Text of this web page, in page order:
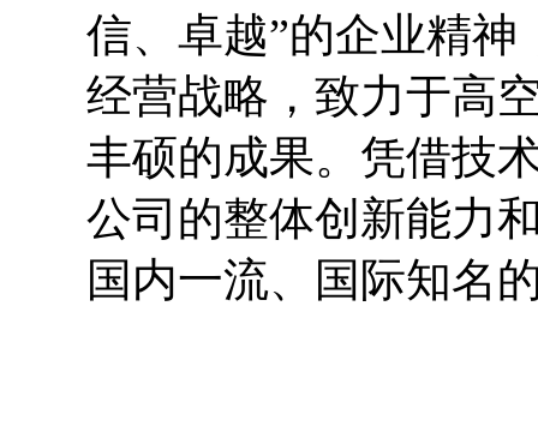
信、卓越”的企业精
经营战略，致力于高
丰硕的成果。凭借技
公司的整体创新能力
国内一流、国际知名